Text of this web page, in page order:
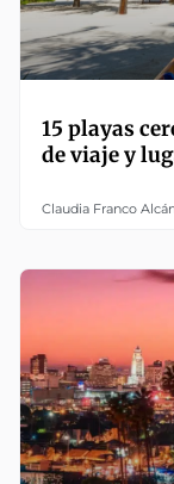
15 playas
de viaje y
Claudia Franco